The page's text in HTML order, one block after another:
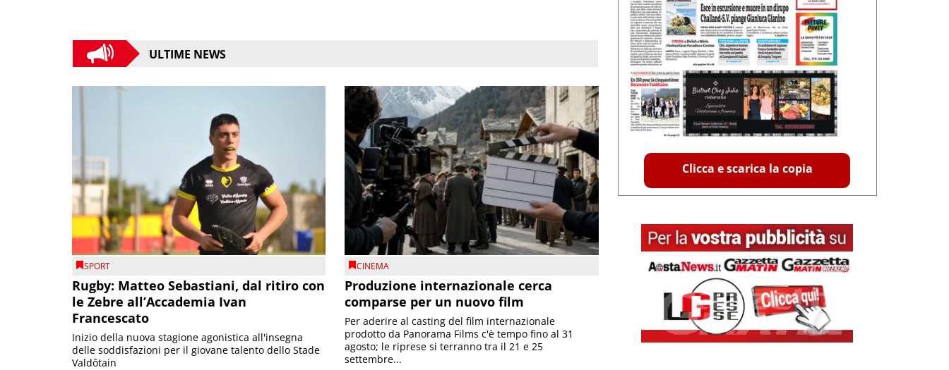
ULTIME NEWS
SPORT
Rugby: Matteo Sebastiani, dal ritiro con
le Zebre all’Accademia Ivan
Francescato
Inizio della nuova stagione agonistica all'insegna
delle soddisfazioni per il giovane talento dello Stade
Valdôtain
CINEMA
Produzione internazionale cerca
comparse per un nuovo film
Per aderire al casting del film internazionale
prodotto da Panorama Films c'è tempo fino al 31
agosto; le riprese si terranno tra il 21 e 25
settembre...
Clicca e scarica la copia